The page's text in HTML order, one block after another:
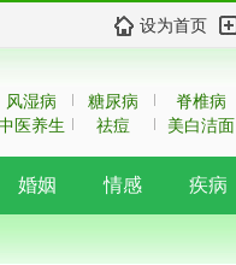
设为首页
风湿病 糖尿病 脊椎病
医养生
祛痘 美白洁面
婚姻 情感 疾病